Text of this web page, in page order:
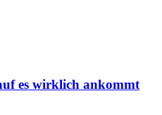
es wirklich ankommt